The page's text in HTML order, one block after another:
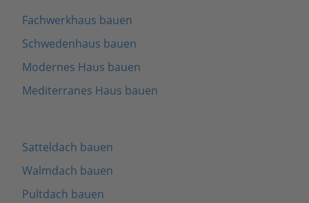
Fachwerkhaus bauen
Schwedenhaus bauen
Modernes Haus bauen
Mediterranes Haus bauen
Satteldach bauen
Walmdach bauen
Pultdach bauen